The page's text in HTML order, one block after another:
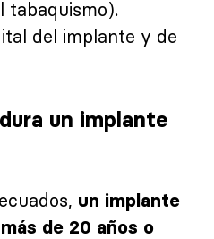
tabaquismo).
del implante y de
un implante
un implante
de 20 años o